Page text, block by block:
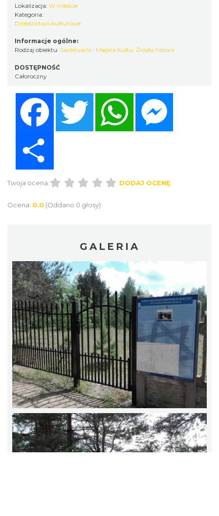
Lokalizacja: W mieście
Kategoria:
Dziedzictwo kulturowe
Informacje ogólne:
Rodzaj obiektu: Sanktuaria i Miejsca Kultu, Źródła historii
DOSTĘPNOŚĆ
Całoroczny
Twitter WhatsApp
Twoja ocena: DODAJ OCENĘ
Ocena: 0.0 (Oddano 0 głosy)
GALERIA